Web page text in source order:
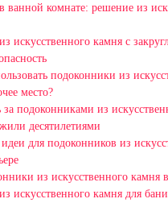
ванной комнате: решение из
искусственного камня с
подоконники из
место?
подоконниками из
десятилетиями
для подоконников из
из искусственного камня
искусственного камня для